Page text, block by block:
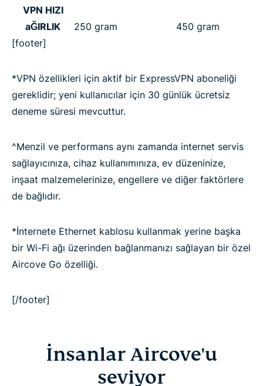
VPN HIZI
aĞIRLIK 250 gram
450 gram
[footer]
*VPN özellikleri için aktif bir ExpressVPN aboneliği
gereklidir; yeni kullanıcılar için 30 günlük ücretsiz
deneme süresi mevcuttur.
^Menzil ve performans aynı zamanda internet servis
sağlayıcınıza, cihaz kullanımınıza, ev düzeninize,
inşaat malzemelerinize, engellere ve diğer faktörlere
de bağlıdır.
*İnternete Ethernet kablosu kullanmak yerine başka
bir Wi-Fi ağı üzerinden bağlanmanızı sağlayan bir özel
Aircove Go özelliği.
[/footer]
İnsanlar Aircove'u
seviyor